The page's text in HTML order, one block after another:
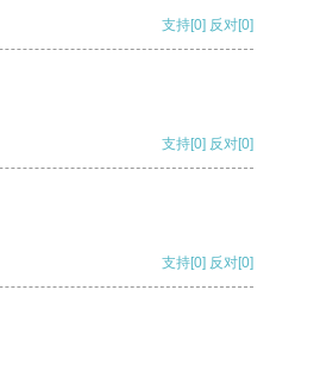
支持[0] 反对[0]
支持[0] 反对[0]
支持[0] 反对[0]